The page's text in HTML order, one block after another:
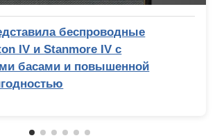
беспроводные
IV и Stanmore IV с
басами и повышенной